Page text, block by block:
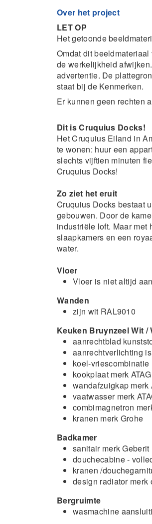
Over het project
LET OP
Het getoonde
Omdat dit
de werkelijkheid
advertentie. De
staat bij de Kenmerken.
Er kunnen geen rechten
Dit is Cruquius Docks!
Het Cruquius Eiland in
te wonen: huur een
slechts vijftien minuten
Cruquius Docks!
Zo ziet het eruit
Cruquius Docks bestaat
gebouwen. Door de
industriële loft. Maar met
slaapkamers en een
water.
Vloer
Vloer is niet altijd
Wanden
zijn wit RAL9010
Keuken Bruynzeel Wit /
aanrechtblad
aanrechtverlichting
koel-vriescombinatie
kookplaat merk
wandafzuigkap merk
vaatwasser merk
combimagnetron
kranen merk Grohe
Badkamer
sanitair merk Geberit
douchecabine -
kranen /
design radiator merk
Bergruimte
wasmachine